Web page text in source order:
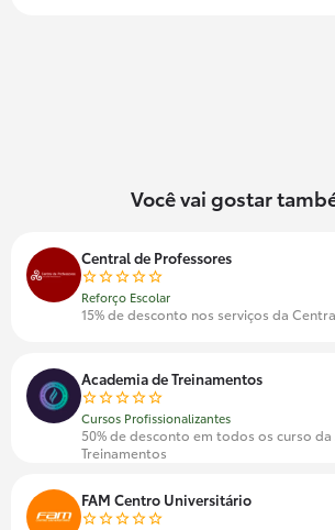
Você vai gostar
Central de Professores
Reforço Escolar
15% de desconto nos serviços da
Academia de Treinamentos
Cursos Profissionalizantes
50% de desconto em todos os curso
Treinamentos
FAM Centro Universitário